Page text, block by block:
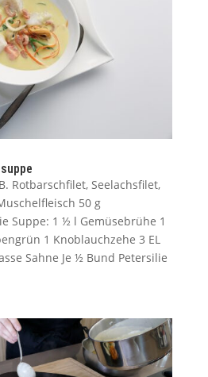
Rotbarschfilet, Seelachsfilet,
50 g
Suppe: 1 ½ l Gemüsebrühe 1
1 Knoblauchzehe 3 EL
Sahne Je ½ Bund Petersilie